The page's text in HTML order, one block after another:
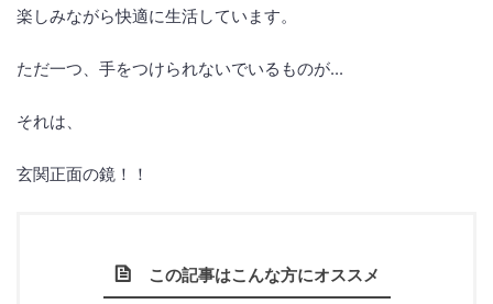
楽しみながら快適に生活しています。
ただ一つ、手をつけられないでいるものが...
それは、
玄関正面の鏡！！
この記事はこんな方にオススメ